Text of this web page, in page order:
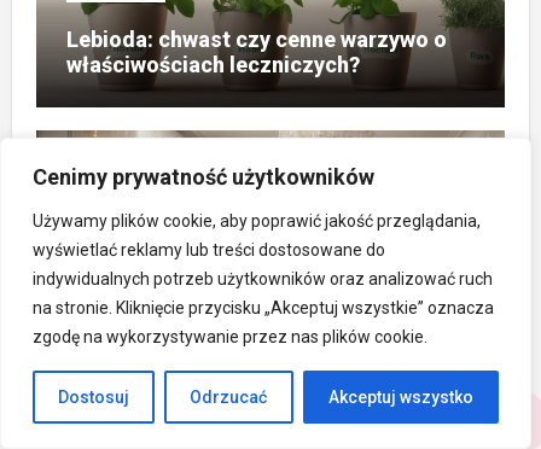
Cenimy prywatność użytkowników
Używamy plików cookie, aby poprawić jakość przeglądania,
wyświetlać reklamy lub treści dostosowane do
indywidualnych potrzeb użytkowników oraz analizować ruch
na stronie. Kliknięcie przycisku „Akceptuj wszystkie” oznacza
zgodę na wykorzystywanie przez nas plików cookie.
Dostosuj Odrzucać Akceptuj wszystko
Lebioda: chwast czy cenne warzywo o
właściwościach leczniczych?
Święta i Okazje Specjalne
Eleganckie życzenia na 70 urodziny
pełne miłości i wzruszeń